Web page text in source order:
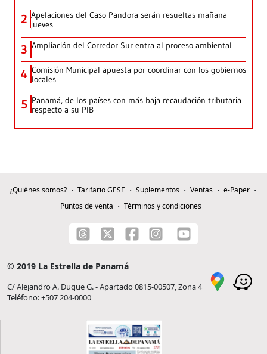
2 Apelaciones del Caso Pandora serán resueltas mañana
jueves
3 Ampliación del Corredor Sur entra al proceso ambiental
4 Comisión Municipal apuesta por coordinar con los gobiernos
locales
5 Panamá, de los países con más baja recaudación tributaria
respecto a su PIB
¿Quiénes somos? Tarifario GESE Suplementos Ventas
e-Paper
Puntos de venta
Términos y condiciones
© 2019 La Estrella de Panamá
C/ Alejandro A. Duque G. - Apartado 0815-00507, Zona 4
Teléfono: +507 204-0000